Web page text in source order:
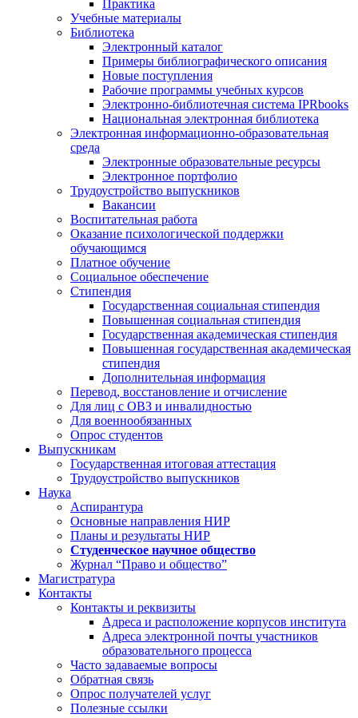
Практика
Учебные материалы
Библиотека
Электронный каталог
Примеры библиографического описания
Новые поступления
Рабочие программы учебных курсов
Электронно-библиотечная система IPRbooks
Национальная электронная библиотека
Электронная информационно-образовательная
среда
Электронные образовательные ресурсы
Электронное портфолио
Трудоустройство выпускников
Вакансии
Воспитательная работа
Оказание психологической поддержки
обучающимся
Платное обучение
Социальное обеспечение
Стипендия
Государственная социальная стипендия
Повышенная социальная стипендия
Государственная академическая стипендия
Повышенная государственная академическая
стипендия
Дополнительная информация
Перевод, восстановление и отчисление
Для лиц с ОВЗ и инвалидностью
Для военнообязанных
Опрос студентов
Выпускникам
Государственная итоговая аттестация
Трудоустройство выпускников
Наука
Аспирантура
Основные направления НИР
Планы и результаты НИР
Студенческое научное общество
Журнал “Право и общество”
Магистратура
Контакты
Контакты и реквизиты
Адреса и расположение корпусов института
Адреса электронной почты участников
образовательного процесса
Часто задаваемые вопросы
Обратная связь
Опрос получателей услуг
Полезные ссылки